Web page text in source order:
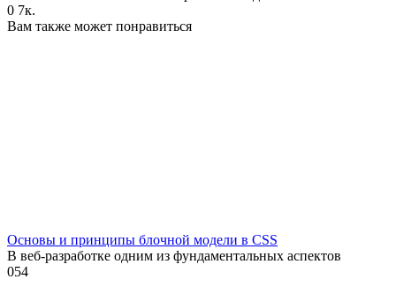
0 7к.
Вам также может понравиться
Основы и принципы блочной модели в CSS
В веб-разработке одним из фундаментальных аспектов
054